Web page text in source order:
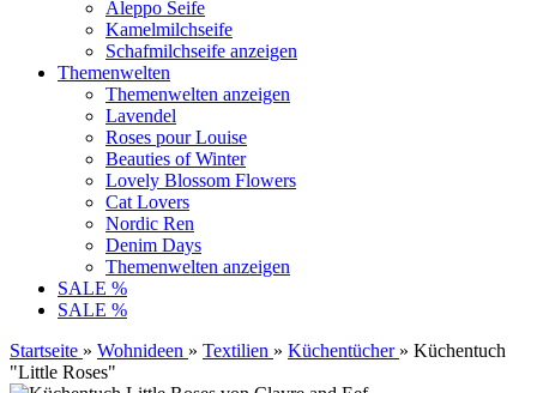
Aleppo Seife
Kamelmilchseife
Schafmilchseife anzeigen
Themenwelten
Themenwelten anzeigen
Lavendel
Roses pour Louise
Beauties of Winter
Lovely Blossom Flowers
Cat Lovers
Nordic Ren
Denim Days
Themenwelten anzeigen
SALE %
SALE %
Startseite » Wohnideen » Textilien » Küchentücher » Küchentuch
"Little Roses"